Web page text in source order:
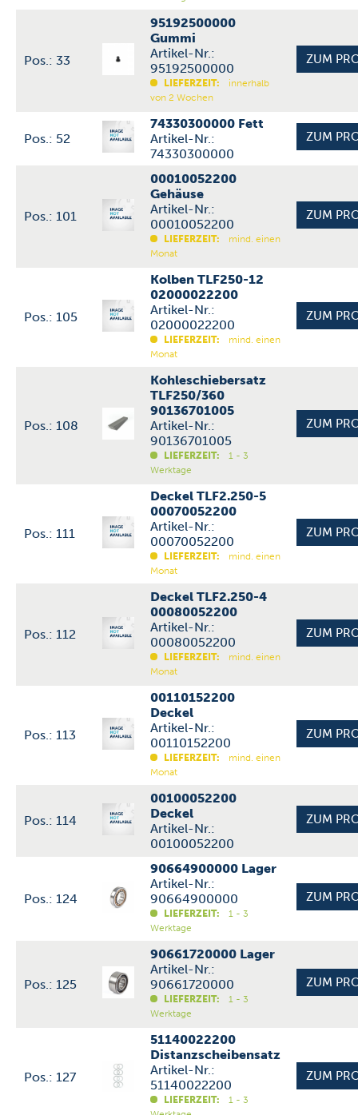
Pos.: 33
95192500000
Gummi
Artikel-Nr.:
95192500000
LIEFERZEIT:
innerhalb
von 2 Wochen
Pos.: 52
74330300000 Fett
Artikel-Nr.:
74330300000
Pos.: 101
00010052200
Gehäuse
Artikel-Nr.:
00010052200
LIEFERZEIT:
mind. einen
Monat
Pos.: 105
Kolben TLF250-12
02000022200
Artikel-Nr.:
02000022200
LIEFERZEIT:
mind. einen
Monat
Pos.: 108
Kohleschiebersatz
TLF250/360
90136701005
Artikel-Nr.:
90136701005
LIEFERZEIT:
1 - 3
Werktage
Pos.: 111
Deckel TLF2.250-5
00070052200
Artikel-Nr.:
00070052200
LIEFERZEIT:
mind. einen
Monat
Pos.: 112
Deckel TLF2.250-4
00080052200
Artikel-Nr.:
00080052200
LIEFERZEIT:
mind. einen
Monat
Pos.: 113
00110152200
Deckel
Artikel-Nr.:
00110152200
LIEFERZEIT:
mind. einen
Monat
Pos.: 114
00100052200
Deckel
Artikel-Nr.:
00100052200
Pos.: 124
90664900000 Lager
Artikel-Nr.:
90664900000
LIEFERZEIT:
1 - 3
Werktage
Pos.: 125
90661720000 Lager
Artikel-Nr.:
90661720000
LIEFERZEIT:
1 - 3
Werktage
Pos.: 127
51140022200
Distanzscheibensatz
Artikel-Nr.:
51140022200
LIEFERZEIT:
1 - 3